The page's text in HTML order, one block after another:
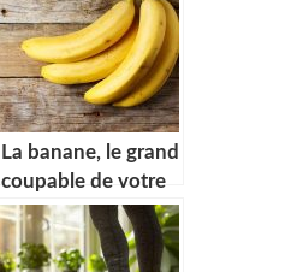
La banane, le grand
coupable de votre
constipation ?